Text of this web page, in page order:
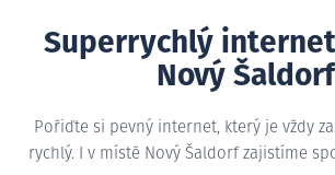
Superrychlý
Nový Šaldorf
Pořiďte si pevný internet, který je vždy
rychlý. I v místě Nový Šaldorf zajistíme